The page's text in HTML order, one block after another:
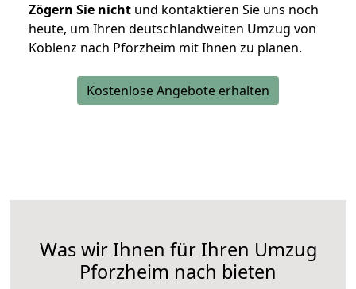
Zögern Sie nicht und kontaktieren Sie uns noch
heute, um Ihren deutschlandweiten Umzug von
Koblenz nach Pforzheim mit Ihnen zu planen.
Kostenlose Angebote erhalten
Was wir Ihnen für Ihren Umzug
Pforzheim nach bieten